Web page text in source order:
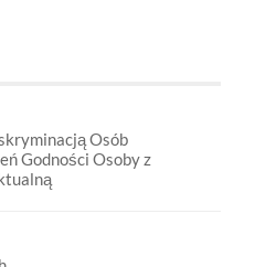
Osób
Godności Osoby z